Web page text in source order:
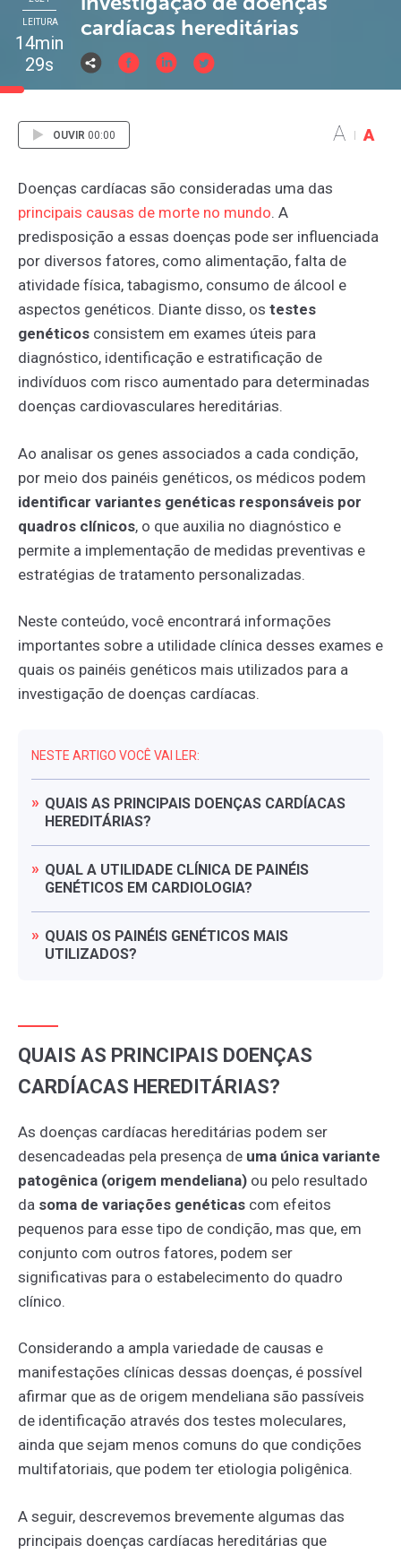
cardíacas hereditárias
LEITURA
14min
29s
OUVIR 00:00 A A
Doenças cardíacas são consideradas uma das
principais causas de morte no mundo. A
predisposição a essas doenças pode ser influenciada
por diversos fatores, como alimentação, falta de
atividade física, tabagismo, consumo de álcool e
aspectos genéticos. Diante disso, os testes
genéticos consistem em exames úteis para
diagnóstico, identificação e estratificação de
indivíduos com risco aumentado para determinadas
doenças cardiovasculares hereditárias.
Ao analisar os genes associados a cada condição,
por meio dos painéis genéticos, os médicos podem
identificar variantes genéticas responsáveis por
quadros clínicos, o que auxilia no diagnóstico e
permite a implementação de medidas preventivas e
estratégias de tratamento personalizadas.
Neste conteúdo, você encontrará informações
importantes sobre a utilidade clínica desses exames e
quais os painéis genéticos mais utilizados para a
investigação de doenças cardíacas.
NESTE ARTIGO VOCÊ VAI LER:
QUAIS AS PRINCIPAIS DOENÇAS CARDÍACAS
HEREDITÁRIAS?
QUAL A UTILIDADE CLÍNICA DE PAINÉIS
GENÉTICOS EM CARDIOLOGIA?
QUAIS OS PAINÉIS GENÉTICOS MAIS
UTILIZADOS?
QUAIS AS PRINCIPAIS DOENÇAS
CARDÍACAS HEREDITÁRIAS?
As doenças cardíacas hereditárias podem ser
desencadeadas pela presença de uma única variante
patogênica (origem mendeliana) ou pelo resultado
da soma de variações genéticas com efeitos
pequenos para esse tipo de condição, mas que, em
conjunto com outros fatores, podem ser
significativas para o estabelecimento do quadro
clínico.
Considerando a ampla variedade de causas e
manifestações clínicas dessas doenças, é possível
afirmar que as de origem mendeliana são passíveis
de identificação através dos testes moleculares,
ainda que sejam menos comuns do que condições
multifatoriais, que podem ter etiologia poligênica.
A seguir, descrevemos brevemente algumas das
principais doenças cardíacas hereditárias que